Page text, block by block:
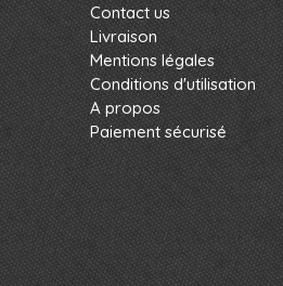
Contact us
Livraison
Mentions légales
Conditions d'utilisation
A propos
Paiement sécurisé